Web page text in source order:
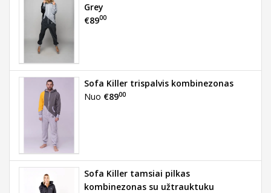
Grey
€8900
Sofa Killer trispalvis kombinezonas
Nuo €8900
Sofa Killer tamsiai pilkas
kombinezonas su užtrauktuku